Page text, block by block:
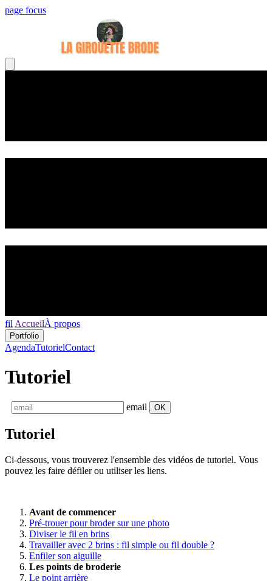
page focus
fil AccueilÀ propos
Portfolio
AgendaTutorielContact
Tutoriel
email OK
Tutoriel
Ci-dessous, vous trouverez l'ensemble des vidéos de tutoriel. Vous
pouvez les faire défiler ou utiliser les liens.
Avant de commencer
Pré-trouer pour broder sur une photo
Diviser le fil en brins
Travailler avec 2 brins : fil simple ou fil double ?
Enfiler son aiguille
Les points de broderie
Le point arrière